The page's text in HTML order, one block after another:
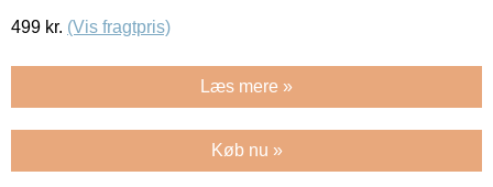
499 kr. (Vis fragtpris)
Læs mere »
Køb nu »